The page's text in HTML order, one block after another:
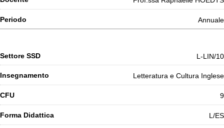
Annuale
L-LIN/10
Letteratura e Cultura Inglese
9
L/ES